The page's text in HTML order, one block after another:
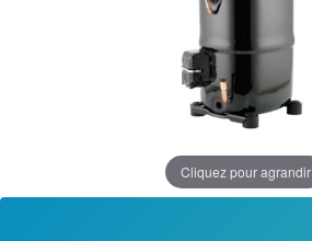
Cliquez pour agrandir